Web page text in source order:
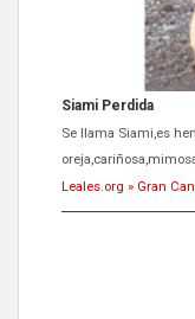
Siami Perdida
Se llama Siami,es
Leales.org » Gran